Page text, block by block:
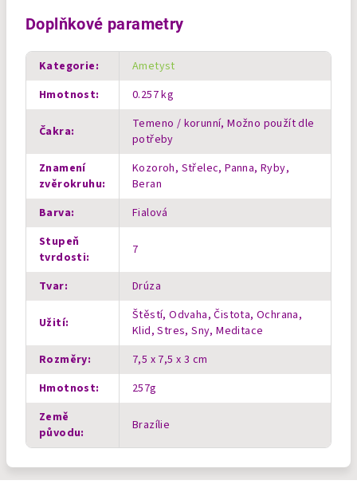
Doplňkové parametry
Kategorie:
Ametyst
Hmotnost: 0.257 kg
Čakra:
Temeno / korunní, Možno použít dle
potřeby
Znamení
zvěrokruhu:
Kozoroh, Střelec, Panna, Ryby,
Beran
Barva:
Fialová
Stupeň
tvrdosti: 7
Tvar: Drúza
Užití:
Štěstí, Odvaha, Čistota, Ochrana,
Klid, Stres, Sny, Meditace
Rozměry:
7,5 x 7,5 x 3 cm
Hmotnost:
257g
Země
původu: Brazílie